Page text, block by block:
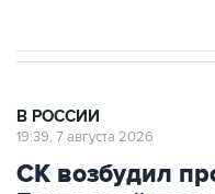
СК возбудил
Гордеевой
российской